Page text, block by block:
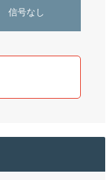
信号なし